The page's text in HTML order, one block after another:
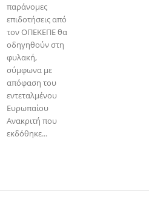
παράνομες
επιδοτήσεις από
τον ΟΠΕΚΕΠΕ θα
οδηγηθούν στη
φυλακή,
σύμφωνα με
απόφαση του
εντεταλμένου
Ευρωπαίου
Ανακριτή που
εκδόθηκε...